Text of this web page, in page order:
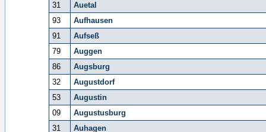
31
Auetal
93
Aufhausen
91
Aufseß
79
Auggen
86
Augsburg
32
Augustdorf
53
Augustin
09
Augustusburg
31
Auhagen